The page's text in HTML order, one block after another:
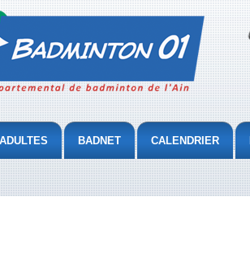
ADULTES BADNET CALENDRIER